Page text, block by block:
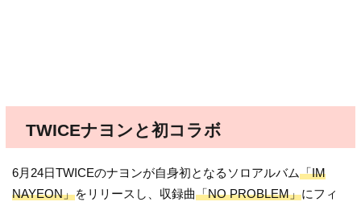
TWICEナヨンと初コラボ
6月24日TWICEのナヨンが自身初となるソロアルバム「IM
NAYEON」をリリースし、収録曲「NO PROBLEM」にフィ